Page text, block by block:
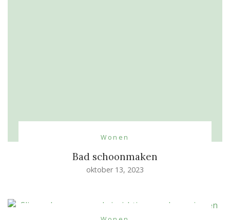
Wonen
Bad schoonmaken
oktober 13, 2023